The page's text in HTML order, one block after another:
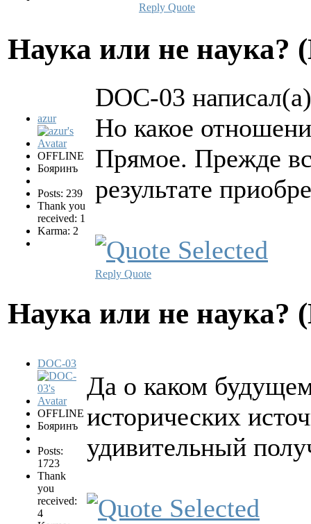
Reply Quote
Hаука или не наука?
azur
OFFLINE
Бояринъ
Posts: 239
Thank you
received: 1
Karma: 2
DOC-03
Но какое
Прямое. Прежде
результате
Reply Quote
Hаука или не наука?
DOC-03
OFFLINE
Бояринъ
Posts:
1723
Thank
you
received:
4
Да о каком
исторических
удивительный